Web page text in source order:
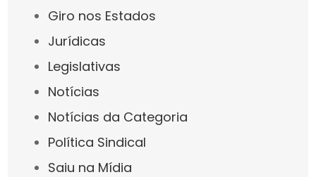
Giro nos Estados
Jurídicas
Legislativas
Notícias
Notícias da Categoria
Política Sindical
Saiu na Mídia